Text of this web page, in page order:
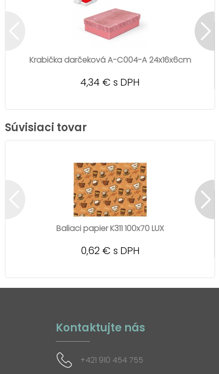
Krabička darčeková A-C004-A 24x16x6cm
4,34 € s DPH
Súvisiaci tovar
Baliaci papier K311 100x70 LUX
0,62 € s DPH
Kontaktujte nás
+421 910 454 755